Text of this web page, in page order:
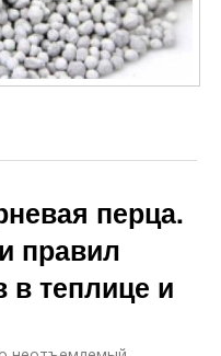
перца.
правил
в теплице и